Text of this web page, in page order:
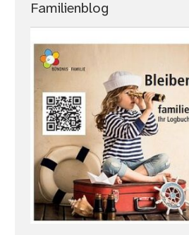
Familienblog